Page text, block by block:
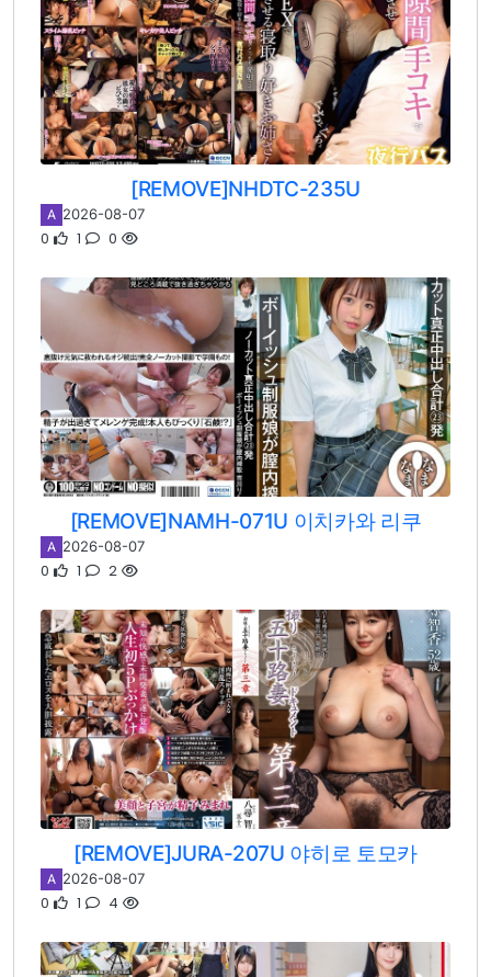
[REMOVE]NHDTC-235U
A 2026-08-07
0 1 0
[REMOVE]NAMH-071U 이치카와 리쿠
A 2026-08-07
0 1 2
[REMOVE]JURA-207U 야히로 토모카
A 2026-08-07
0 1 4